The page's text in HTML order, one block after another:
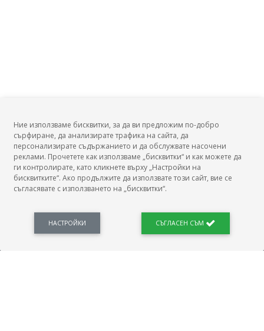
БГ Заплати
Новини, законови нормативи, кариерно ориентиране. Списък на всички
професии и трудови характеристики. Минимален облагаем доход. Калкулатор
Ние използваме бисквитки, за да ви предложим по-добро
сърфиране, да анализирате трафика на сайта, да
персонализирате съдържанието и да обслужвате насочени
реклами. Прочетете как използваме „бисквитки“ и как можете да
ги контролирате, като кликнете върху „Настройки на
бисквитките“. Ако продължите да използвате този сайт, вие се
съгласявате с използването на „бисквитки“.
НАСТРОЙКИ СЪГЛАСЕН СЪМ